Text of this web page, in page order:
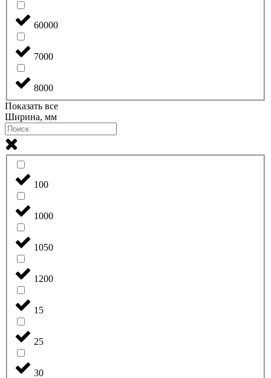
60000
7000
8000
Показать все
Ширина, мм
100
1000
1050
1200
15
25
30